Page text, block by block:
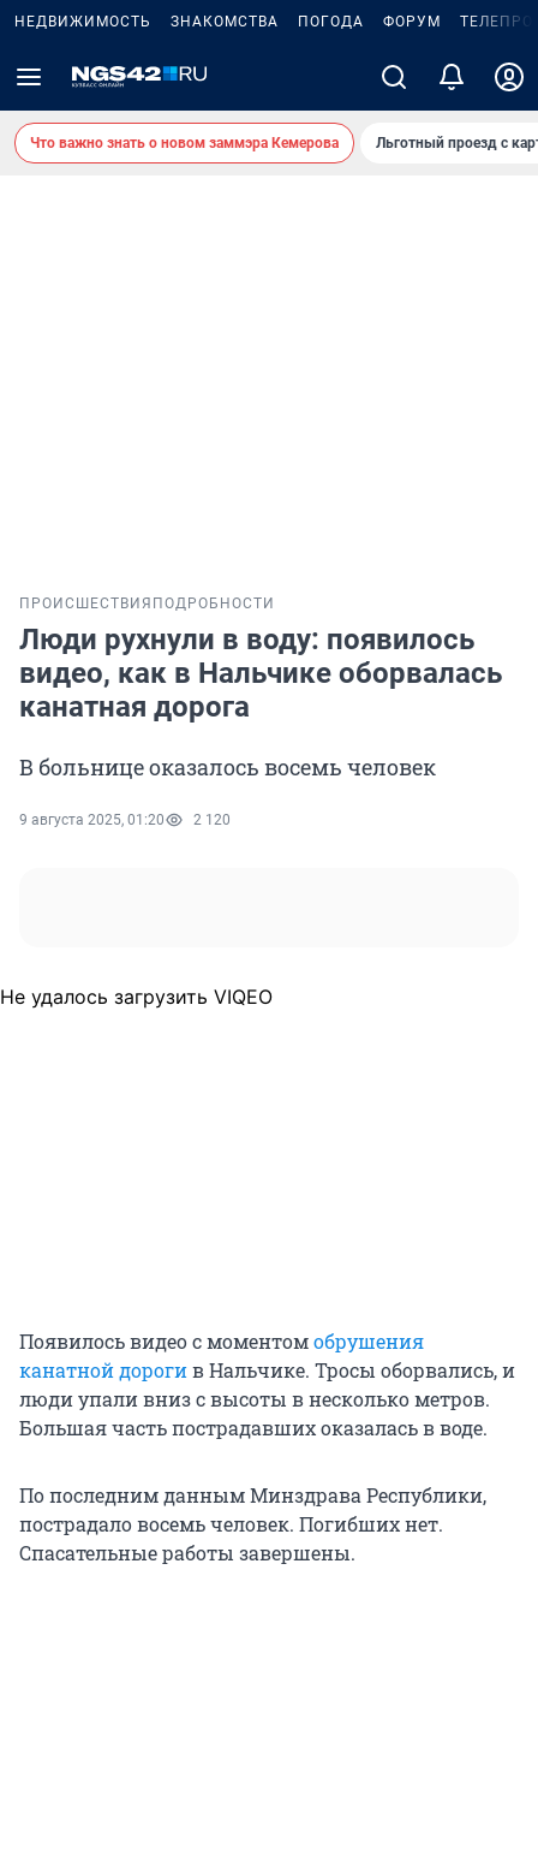
НЕДВИЖИМОСТЬ ЗНАКОМСТВА ПОГОДА ФОРУМ
Что важно знать о новом заммэра Кемерова Льготный проезд с
ПРОИСШЕСТВИЯ ПОДРОБНОСТИ
Люди рухнули в воду: появилось
видео, как в Нальчике оборвалась
канатная дорога
В больнице оказалось восемь человек
9 августа 2025, 01:20 2 120
Не удалось загрузить VIQEO
Появилось видео с моментомобрушения
канатной дорогив Нальчике. Тросы оборвались, и
люди упали вниз с высоты в несколько метров.
Большая часть пострадавших оказалась в воде.
По последним данным Минздрава Республики,
пострадало восемь человек. Погибших нет.
Спасательные работы завершены.